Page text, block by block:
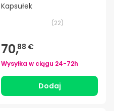
Kapsułek
(22)
70,88 €
Wysyłka w ciągu 24-72h
Dodaj